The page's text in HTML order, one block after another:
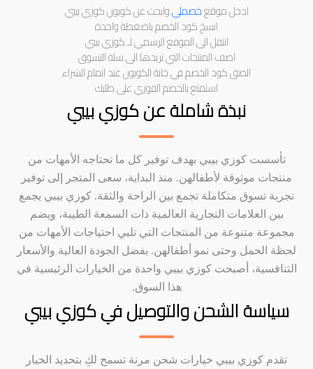
ادخل موقعخصمليوابحث عن كوبون كوزي بيبي
انسخ كود الخصم باضغطة واحدة
انتقل الى الموقع الرسمي لـ كوزي بيبي
اضف المنتجات التي تريدها الى سلة التسوق
الصق كود الخصم في خانة الكوبون عند اتمام الشراء
استمتع بالخصم الفوري على طلبك
نبذة شاملة عن كوزي بيبي
تأسست كوزي بيبي بهدف توفير كل ما تحتاجه الأمهات من
منتجات موثوقة لأطفالهن. منذ البداية، سعى المتجر إلى توفير
تجربة تسوق متكاملة تجمع بين الراحة والثقة. كوزي بيبي يجمع
بين العلامات التجارية العالمية ذات السمعة الطيبة، ويضم
مجموعة متنوعة من المنتجات التي تلبي احتياجات الأمهات من
لحظة الحمل وحتى نمو أطفالهن. بفضل الجودة العالية والأسعار
التنافسية، أصبحت كوزي بيبي واحدة من الخيارات الرئيسية في
هذا السوق.
سياسة الشحن والتوصيل في كوزي بيبي
تقدم كوزي بيبي خيارات شحن مرنة تسمح لكِ بتحديد الخيار